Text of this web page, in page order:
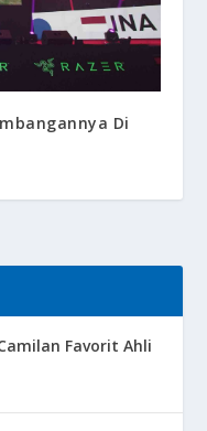
Di
Favorit Ahli